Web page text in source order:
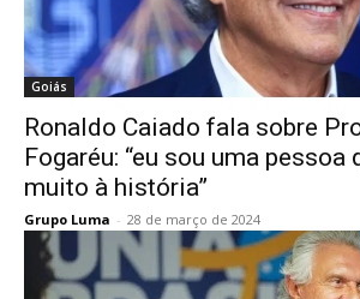
Goiás
Ronaldo Caiado fala sobre
Fogaréu: “eu sou uma pessoa
muito à história”
Grupo Luma - 28 de março de 2024